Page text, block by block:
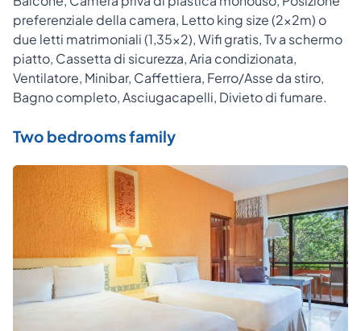
preferenziale della camera, Letto king size (2x2m) o
due letti matrimoniali (1,35x2), Wifi gratis, Tv a schermo
piatto, Cassetta di sicurezza, Aria condizionata,
Ventilatore, Minibar, Caffettiera, Ferro/Asse da stiro,
Bagno completo, Asciugacapelli, Divieto di fumare.
Two bedrooms family